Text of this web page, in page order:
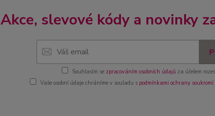
Akce, slevové kódy a novinky
Souhlasím se zpracováním osobních údajů za účelem
Vaše osobní údaje chráníme v souladu s podmínkami ochrany soukromí